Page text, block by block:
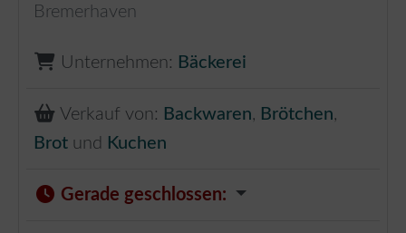
Bremerhaven
Unternehmen: Bäckerei
Verkauf von: Backwaren, Brötchen,
Brot und Kuchen
Gerade geschlossen: